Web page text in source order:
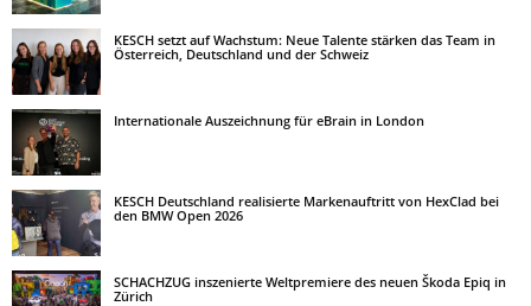
KESCH setzt auf Wachstum: Neue Talente stärken das Team in
Österreich, Deutschland und der Schweiz
Internationale Auszeichnung für eBrain in London
KESCH Deutschland realisierte Markenauftritt von HexClad bei
den BMW Open 2026
SCHACHZUG inszenierte Weltpremiere des neuen Škoda Epiq in
Zürich